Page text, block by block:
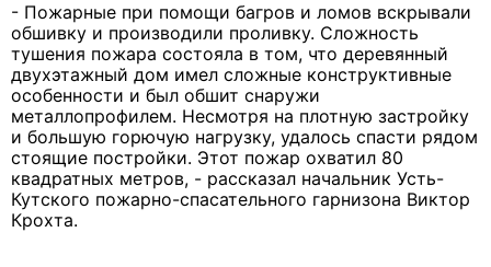
- Пожарные при помощи багров и ломов вскрывали
обшивку и производили проливку. Сложность
тушения пожара состояла в том, что деревянный
двухэтажный дом имел сложные конструктивные
особенности и был обшит снаружи
металлопрофилем. Несмотря на плотную застройку
и большую горючую нагрузку, удалось спасти рядом
стоящие постройки. Этот пожар охватил 80
квадратных метров, - рассказал начальник Усть-
Кутского пожарно-спасательного гарнизона Виктор
Крохта.